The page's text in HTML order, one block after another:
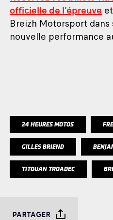
officielle de l’épreuve
Breizh Motorsport dans
nouvelle performance
24 HEURES MOTOS
GILLES BRIEND
TITOUAN TROADEC
PARTAGER